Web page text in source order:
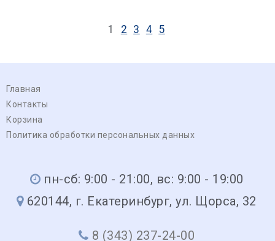
1 2 3 4 5
Главная
Контакты
Корзина
Политика обработки персональных данных
пн-сб: 9:00 - 21:00, вс: 9:00 - 19:00
620144, г. Екатеринбург, ул. Щорса, 32
8 (343) 237-24-00